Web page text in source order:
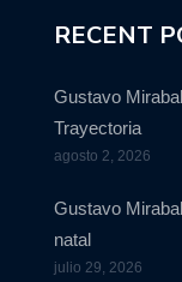
RECENT
Gustavo
Trayectoria
agosto 2, 2026
Gustavo
natal
julio 29, 2026